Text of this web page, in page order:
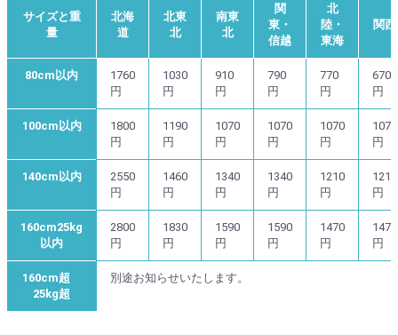
サイズと重
量
北海
道
北東
北
南東
北
関
東・
信越
北
陸・
東海
関西
80cm以内
1760
円
1030
円
910
円
790
円
770
円
670
円
100cm以内
1800
円
1190
円
1070
円
1070
円
1070
円
1070
円
140cm以内
2550
円
1460
円
1340
円
1340
円
1210
円
1210
円
160cm25kg
以内
2800
円
1830
円
1590
円
1590
円
1470
円
1470
円
160cm超
25kg超
別途お知らせいたします。